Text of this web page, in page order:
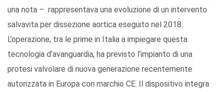
una nota – rappresentava una evoluzione di un intervento
salvavita per dissezione aortica eseguito nel 2018.
L’operazione, tra le prime in Italia a impiegare questa
tecnologia d’avanguardia, ha previsto l’impianto di una
protesi valvolare di nuova generazione recentemente
autorizzata in Europa con marchio CE. Il dispositivo integra